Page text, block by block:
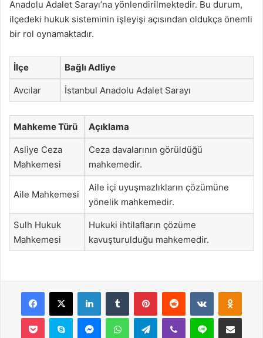
Anadolu Adalet Sarayı’na yönlendirilmektedir. Bu durum,
ilçedeki hukuk sisteminin işleyişi açısından oldukça önemli
bir rol oynamaktadır.
İlçe Bağlı Adliye
Avcılar İstanbul Anadolu Adalet Sarayı
Mahkeme Türü Açıklama
Asliye Ceza
Mahkemesi
Ceza davalarının görüldüğü
mahkemedir.
Aile Mahkemesi
Aile içi uyuşmazlıkların çözümüne
yönelik mahkemedir.
Sulh Hukuk
Mahkemesi
Hukuki ihtilafların çözüme
kavuşturulduğu mahkemedir.
Facebook
X LinkedInTumblr PinterestReddit VKontakte
Pocket Skype MessengerWhatsAppTelegramViber Line E-Posta ile